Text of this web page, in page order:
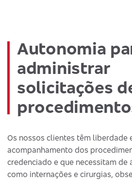
Autonomia
administrar
solicitações
Os nossos clientes têm liberdade
acompanhamento dos
credenciado e que necessitam de
como internações e cirurgias,